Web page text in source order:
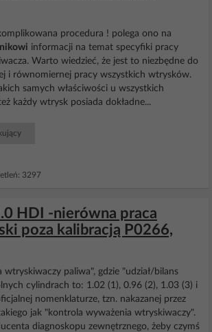
procedura ! polega ono na
informacji na temat specyfiki pracy
Warto wiedzieć, że jest to niezbędne do
i równomiernej pracy wszystkich wtrysków.
samych właściwości u wszystkich
każdy wtrysk posiada dokładne...
3297
HDI -nierówna praca
poza kalibracją P0266,
paliwa", gdzie "udział/bilans
cylindrach to: 1.02 (1), 0.96 (2), 1.03 (3) i
nomenklaturze, tzn. nakazanej przez
jak "kontrola wyważenia wtryskiwaczy".
diagnoskopu zewnętrznego, żeby czymś